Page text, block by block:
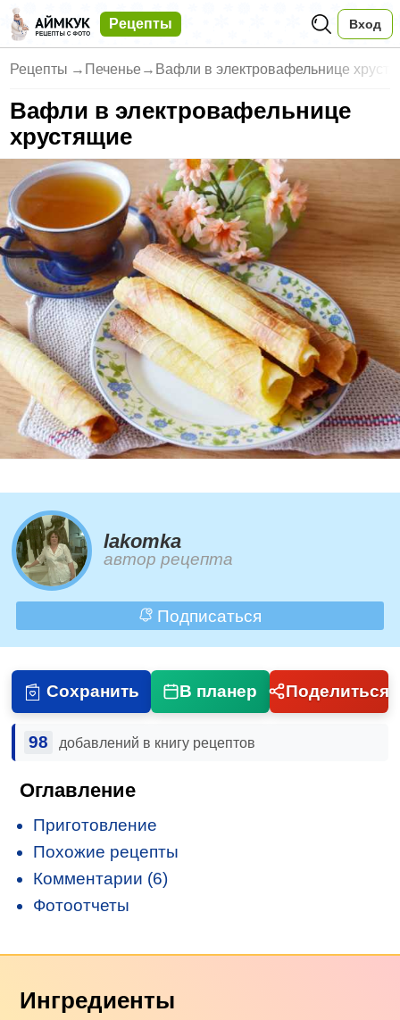
Рецепты Вход
Рецепты → Печенье → Вафли в электровафельнице
Вафли в электровафельнице
хрустящие
lakomka
автор рецепта
Подписаться
Сохранить В планер Поделиться
98 добавлений в книгу рецептов
Оглавление
Приготовление
Похожие рецепты
Комментарии (6)
Фотоотчеты
Ингредиенты